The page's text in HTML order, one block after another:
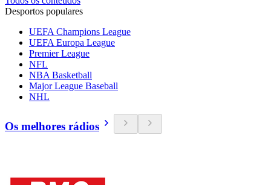
Desportos populares
UEFA Champions League
UEFA Europa League
Premier League
NFL
NBA Basketball
Major League Baseball
NHL
Os melhores rádios